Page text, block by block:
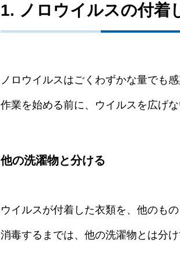
1. ノロウイルスの付着
ノロウイルスはごくわずかな量でも
作業を始める前に、ウイルスを広げ
他の洗濯物と分ける
ウイルスが付着した衣類を、他のも
消毒するまでは、他の洗濯物とは分け